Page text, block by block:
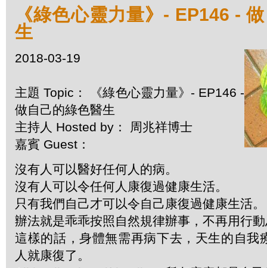
《綠色心靈力量》- EP146 -
生
2018-03-19
主題 Topic： 《綠色心靈力量》- EP146 -
做自己的綠色醫生
主持人 Hosted by： 周兆祥博士
嘉賓 Guest：
沒有人可以醫好任何人的病。
沒有人可以令任何人康復過健康生活。
只有我們自己才可以令自己康復過健康生活。
辦法就是乖乖按照自然規律辦事，不再用行
這樣的話，身體無需再病下去，天生的自我
人就康復了。